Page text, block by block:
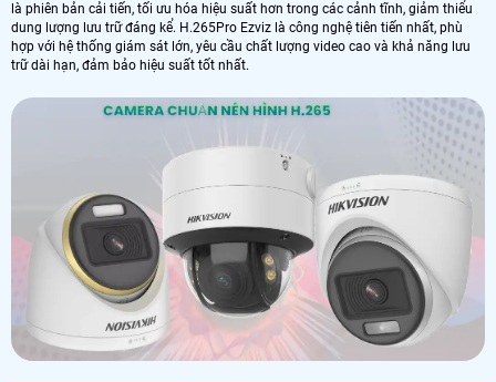
là phiên bản cải tiến, tối ưu hóa hiệu suất hơn trong các cảnh tĩnh, giảm thiểu
dung lượng lưu trữ đáng kể. H.265Pro Ezviz là công nghệ tiên tiến nhất, phù
hợp với hệ thống giám sát lớn, yêu cầu chất lượng video cao và khả năng lưu
trữ dài hạn, đảm bảo hiệu suất tốt nhất.